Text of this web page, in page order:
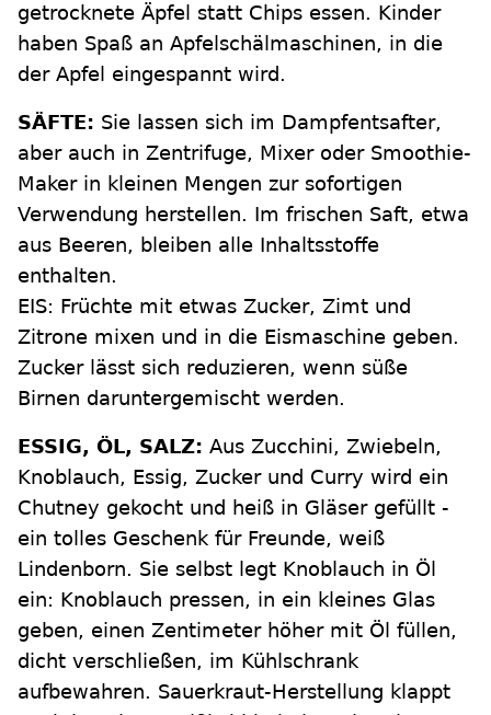
getrocknete Äpfel statt Chips essen. Kinder
haben Spaß an Apfelschälmaschinen, in die
der Apfel eingespannt wird.
SÄFTE: Sie lassen sich im Dampfentsafter,
aber auch in Zentrifuge, Mixer oder Smoothie-
Maker in kleinen Mengen zur sofortigen
Verwendung herstellen. Im frischen Saft, etwa
aus Beeren, bleiben alle Inhaltsstoffe
enthalten.
EIS: Früchte mit etwas Zucker, Zimt und
Zitrone mixen und in die Eismaschine geben.
Zucker lässt sich reduzieren, wenn süße
Birnen daruntergemischt werden.
ESSIG, ÖL, SALZ: Aus Zucchini, Zwiebeln,
Knoblauch, Essig, Zucker und Curry wird ein
Chutney gekocht und heiß in Gläser gefüllt -
ein tolles Geschenk für Freunde, weiß
Lindenborn. Sie selbst legt Knoblauch in Öl
ein: Knoblauch pressen, in ein kleines Glas
geben, einen Zentimeter höher mit Öl füllen,
dicht verschließen, im Kühlschrank
aufbewahren. Sauerkraut-Herstellung klappt